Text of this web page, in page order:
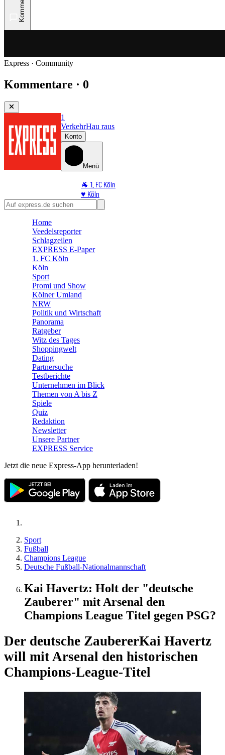
Express · Community
Kommentare · 0
1
VerkehrHau raus
Konto
Menü
🐐 1. FC Köln
♥️ Köln
⭐ Promi
🛒 Shoppingwelt
Home
Veedelsreporter
Schlagzeilen
EXPRESS E-Paper
1. FC Köln
Köln
Sport
Promi und Show
Kölner Umland
NRW
Politik und Wirtschaft
Panorama
Ratgeber
Witz des Tages
Shoppingwelt
Dating
Partnersuche
Testberichte
Unternehmen im Blick
Themen von A bis Z
Spiele
Quiz
Redaktion
Newsletter
Unsere Partner
EXPRESS Service
Jetzt die neue Express-App herunterladen!
Sport
Fußball
Champions League
Deutsche Fußball-Nationalmannschaft
Kai Havertz: Holt der "deutsche
Zauberer" mit Arsenal den
Champions League Titel gegen PSG?
Der deutsche ZaubererKai Havertz
will mit Arsenal den historischen
Champions-League-Titel